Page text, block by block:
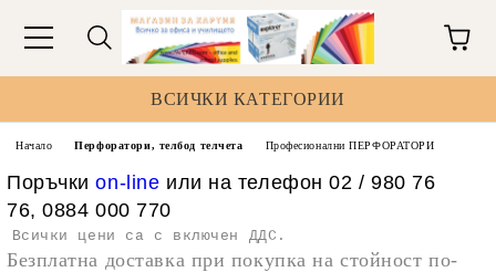
ВСИЧКИ КАТЕГОРИИ
Начало Перфоратори, телбод телчета Професионални ПЕРФОРАТОРИ
Поръчкиon-line или на телефон 02 / 980 76
76, 0884 000 770
Всички цени са с включен ДДС.
Безплатна доставка при покупка на стойност по-